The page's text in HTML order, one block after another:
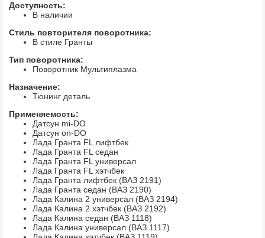
Доступность:
В наличии
Стиль повторителя поворотника:
В стиле Гранты
Тип поворотника:
Поворотник Мультиплазма
Назначение:
Тюнинг деталь
Применяемость:
Датсун mi-DO
Датсун on-DO
Лада Гранта FL лифтбек
Лада Гранта FL седан
Лада Гранта FL универсал
Лада Гранта FL хэтчбек
Лада Гранта лифтбек (ВАЗ 2191)
Лада Гранта седан (ВАЗ 2190)
Лада Калина 2 универсал (ВАЗ 2194)
Лада Калина 2 хэтчбек (ВАЗ 2192)
Лада Калина седан (ВАЗ 1118)
Лада Калина универсал (ВАЗ 1117)